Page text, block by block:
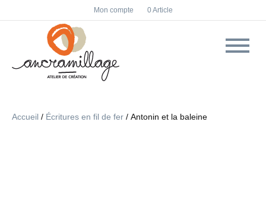
F
a
c
I
n
s
Mon compte 0 Article
Accueil / Écritures en fil de fer / Antonin et la baleine